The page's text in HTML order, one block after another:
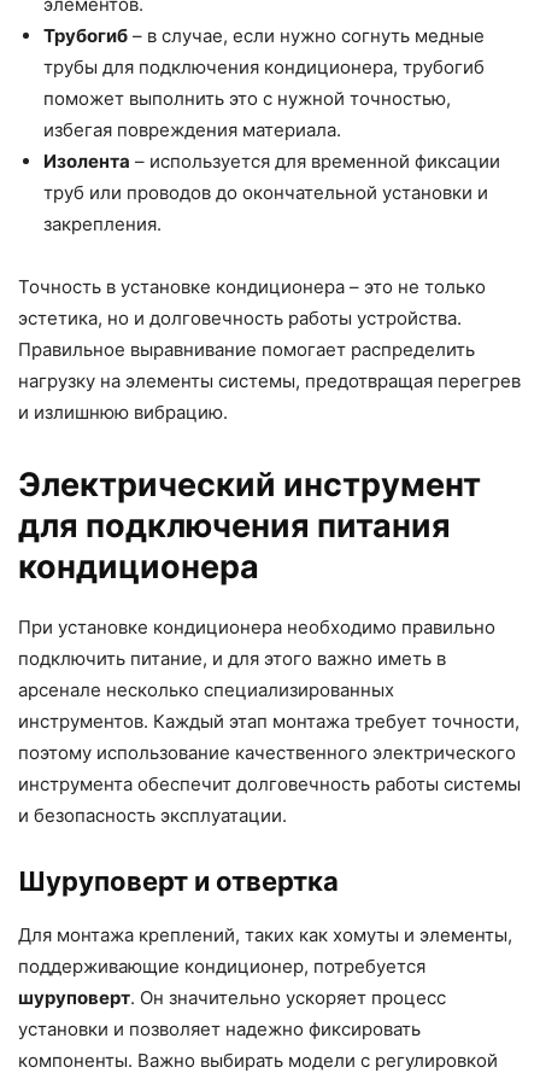
Трубогиб – в случае, если нужно согнуть медные
трубы для подключения кондиционера, трубогиб
поможет выполнить это с нужной точностью,
избегая повреждения материала.
Изолента – используется для временной фиксации
труб или проводов до окончательной установки и
закрепления.
Точность в установке кондиционера – это не только
эстетика, но и долговечность работы устройства.
Правильное выравнивание помогает распределить
нагрузку на элементы системы, предотвращая перегрев
и излишнюю вибрацию.
Электрический инструмент
для подключения питания
кондиционера
При установке кондиционера необходимо правильно
подключить питание, и для этого важно иметь в
арсенале несколько специализированных
инструментов. Каждый этап монтажа требует точности,
поэтому использование качественного электрического
инструмента обеспечит долговечность работы системы
и безопасность эксплуатации.
Шуруповерт и отвертка
Для монтажа креплений, таких как хомуты и элементы,
поддерживающие кондиционер, потребуется
шуруповерт. Он значительно ускоряет процесс
установки и позволяет надежно фиксировать
компоненты. Важно выбирать модели с регулировкой